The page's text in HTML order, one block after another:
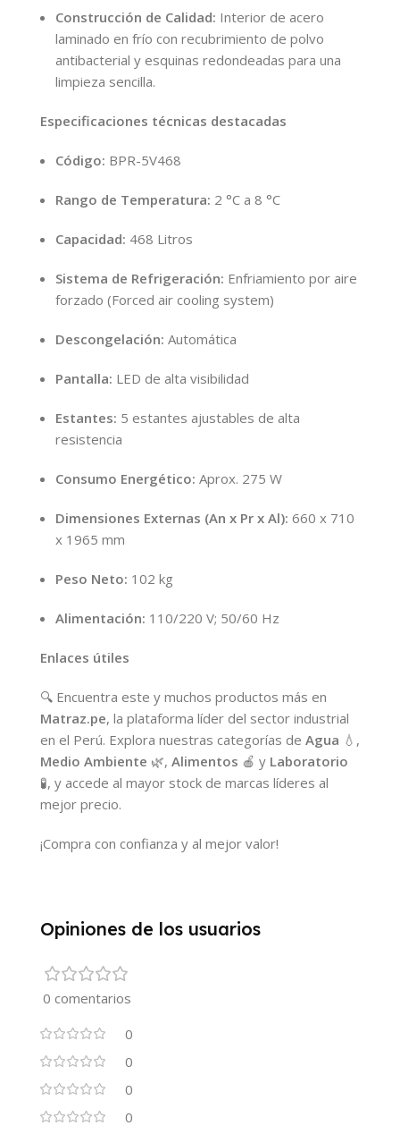
Construcción de Calidad: Interior de acero
laminado en frío con recubrimiento de polvo
antibacterial y esquinas redondeadas para una
limpieza sencilla.
Especificaciones técnicas destacadas
Código: BPR-5V468
Rango de Temperatura: 2 °C a 8 °C
Capacidad: 468 Litros
Sistema de Refrigeración: Enfriamiento por aire
forzado (Forced air cooling system)
Descongelación: Automática
Pantalla: LED de alta visibilidad
Estantes: 5 estantes ajustables de alta
resistencia
Consumo Energético: Aprox. 275 W
Dimensiones Externas (An x Pr x Al): 660 x 710
x 1965 mm
Peso Neto: 102 kg
Alimentación: 110/220 V; 50/60 Hz
Enlaces útiles
🔍 Encuentra este y muchos productos más en
Matraz.pe, la plataforma líder del sector industrial
en el Perú. Explora nuestras categorías de Agua 💧,
Medio Ambiente 🌿, Alimentos 🍎 y Laboratorio
🧪, y accede al mayor stock de marcas líderes al
mejor precio.
¡Compra con confianza y al mejor valor!
Opiniones de los usuarios
0 comentarios
0
0
0
0